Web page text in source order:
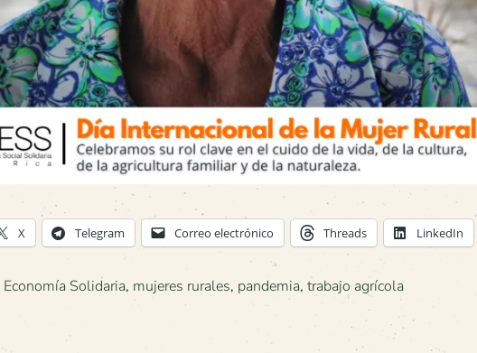
X Telegram Correo electrónico Threads LinkedIn
Economía Solidaria, mujeres rurales, pandemia, trabajo agrícola